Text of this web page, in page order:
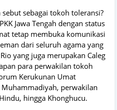
sebagai tokoh toleransi?
Jawa Tengah dengan status
tetap membuka komunikasi
dari seluruh agama yang
yang juga merupakan Caleg
para perwakilan tokoh
Kerukunan Umat
Muhammadiyah, perwakilan
hingga Khonghucu.